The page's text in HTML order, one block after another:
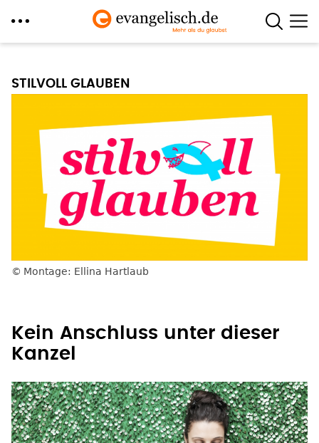
Inhalt
STILVOLL GLAUBEN
Montage: Ellina Hartlaub
Kein Anschluss unter dieser
Kanzel